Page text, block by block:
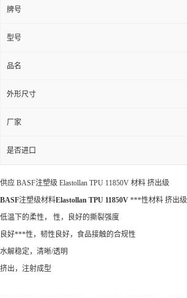
牌号
型号
品名
外形尺寸
厂家
是否进口
供应 BASF注塑级 Elastollan TPU 11850V 材料 挤出级
BASF注塑级材料Elastollan TPU 11850V ***性材料 挤出级
低温下的柔性， 性，良好的撕裂强度
良好***性，韧性良好，食品接触的合规性
水解稳定，清晰/透明
挤出，注射成型